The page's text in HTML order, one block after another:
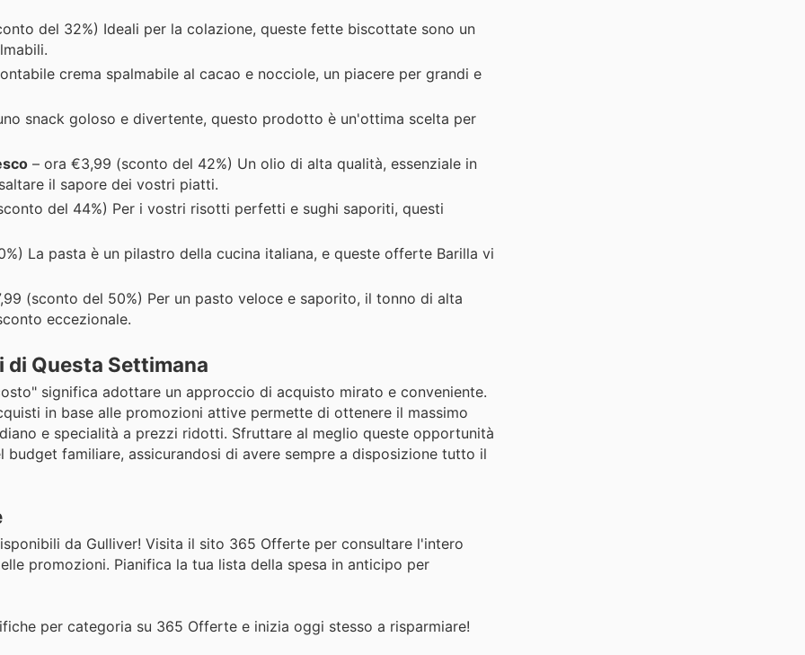
del 32%) Ideali per la colazione, queste fette biscottate sono un
crema spalmabile al cacao e nocciole, un piacere per grandi e
snack goloso e divertente, questo prodotto è un'ottima scelta per
– ora €3,99 (sconto del 42%) Un olio di alta qualità, essenziale in
il sapore dei vostri piatti.
del 44%) Per i vostri risotti perfetti e sughi saporiti, questi
La pasta è un pilastro della cucina italiana, e queste offerte Barilla vi
(sconto del 50%) Per un pasto veloce e saporito, il tonno di alta
eccezionale.
di Questa Settimana
significa adottare un approccio di acquisto mirato e conveniente.
in base alle promozioni attive permette di ottenere il massimo
e specialità a prezzi ridotti. Sfruttare al meglio queste opportunità
familiare, assicurandosi di avere sempre a disposizione tutto il
da Gulliver! Visita il sito 365 Offerte per consultare l'intero
promozioni. Pianifica la tua lista della spesa in anticipo per
per categoria su 365 Offerte e inizia oggi stesso a risparmiare!